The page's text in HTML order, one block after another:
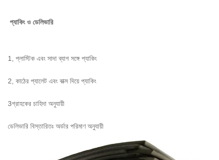
প্যাকিং ও ডেলিভারি
1, প্লাস্টিক এবং সাদা ব্যাগ সঙ্গে প্যাকিং
2, কাঠের প্যালেট এবং বাক্স দিয়ে প্যাকিং
3গ্রাহকের চাহিদা অনুযায়ী
ডেলিভারি বিস্তারিতঃ অর্ডার পরিমাণ অনুযায়ী